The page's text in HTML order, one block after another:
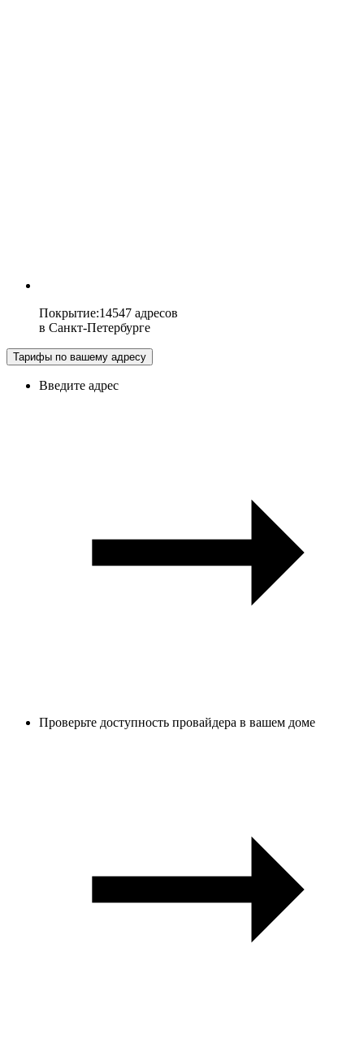
Покрытие:14547 адресов
в Санкт-Петербурге
Тарифы по вашему адресу
Введите адрес
Проверьте доступность провайдера в вашем доме